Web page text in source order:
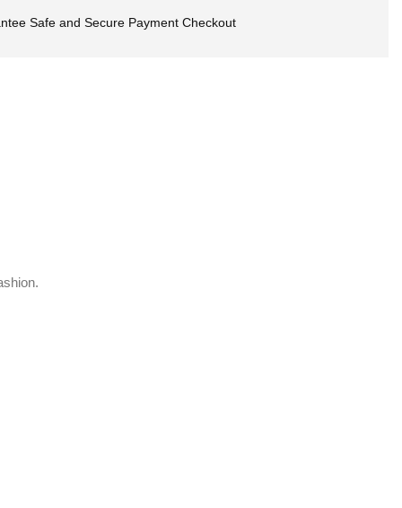
Safe and Secure Payment Checkout